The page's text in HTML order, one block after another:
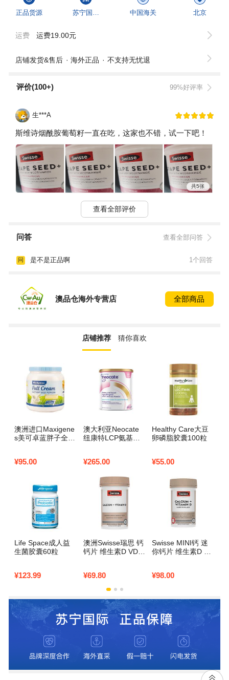
正品货源 中国海关 北京
运费 运费19.00元
店铺发货&售后 海外正品 不支持无忧退
评价(100+) 99%好评率
生***A
斯维诗烟酰胺葡萄籽一直在吃，这家也不错，试一下吧！
共5张
查看全部评价
问答 查看全部问答
问 是不是正品啊 1个回答
澳品仓海外专营店 全部商品
店铺推荐 猜你喜欢
澳洲进口Maxigene
s美可卓蓝胖子全脂
妇中老年成人奶粉
¥95.00
澳大利亚Neocate
纽康特LCP氨基酸
¥265.00
Healthy Care大豆
卵磷脂胶囊100粒
¥55.00
Life Space成人益
生菌胶囊60粒
¥123.99
澳洲Swisse瑞思 钙
钙片 维生素D VD
孕孕妇中老年补钙
澳大利亚进口
¥69.80
Swisse MINI钙 迷
你钙片 维生素D VD
孕孕妇中老年补钙
¥98.00